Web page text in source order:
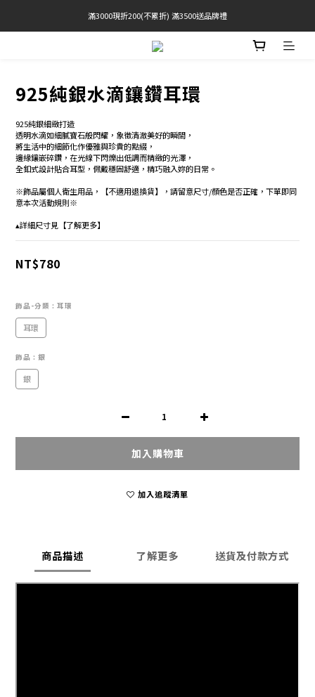
官網限定! 滿千免運(僅限台灣本島)
滿3000現折200(不累折) 滿3500送品牌禮
BRATOP專區買三送一 | 指定專區買一送一
925純銀水滴鑲鑽耳環
925純銀細緻打造
透明水滴如細膩寶石般閃耀，象徵清澈美好的瞬間，
將生活中的細節化作優雅與珍貴的點綴，
邊緣鑲嵌碎鑽，在光線下閃爍出低調而精緻的光澤，
全釦式設計貼合耳型，佩戴穩固舒適，精巧融入妳的日常。
※飾品屬個人衛生用品，【不適用退換貨】，請留意尺寸/顏色是否正確，下單即同
意本次活動規則※
▴詳細尺寸見【了解更多】
NT$780
飾品-分類 : 耳環
耳環
飾品 : 銀
銀
加入購物車
加入追蹤清單
商品描述 了解更多 送貨及付款方式